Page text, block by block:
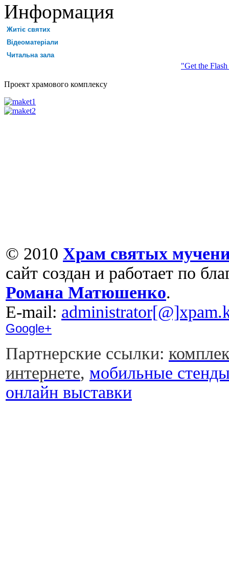
Информация
Житіє святих
Відеоматеріали
Читальна зала
"Get the
Проект храмового комплексу
© 2010 Храм святых
сайт создан и работает по
Романа Матюшенко.
Е-mail:
Google+
Партнерские ссылки:
интернете, мобильные
онлайн выставки